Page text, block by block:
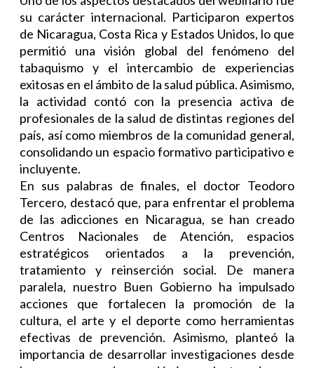
su carácter internacional. Participaron expertos
de Nicaragua, Costa Rica y Estados Unidos, lo que
permitió una visión global del fenómeno del
tabaquismo y el intercambio de experiencias
exitosas en el ámbito de la salud pública. Asimismo,
la actividad contó con la presencia activa de
profesionales de la salud de distintas regiones del
país, así como miembros de la comunidad general,
consolidando un espacio formativo participativo e
incluyente.
En sus palabras de finales, el doctor Teodoro
Tercero, destacó que, para enfrentar el problema
de las adicciones en Nicaragua, se han creado
Centros Nacionales de Atención, espacios
estratégicos orientados a la prevención,
tratamiento y reinserción social. De manera
paralela, nuestro Buen Gobierno ha impulsado
acciones que fortalecen la promoción de la
cultura, el arte y el deporte como herramientas
efectivas de prevención. Asimismo, planteó la
importancia de desarrollar investigaciones desde